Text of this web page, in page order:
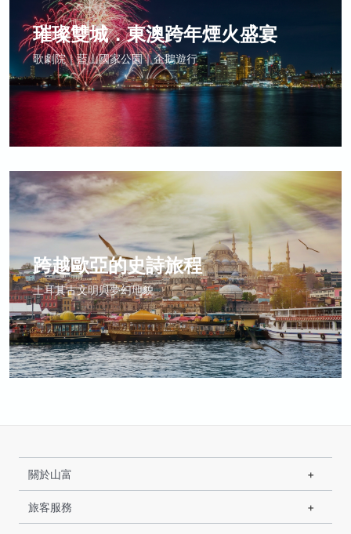
璀璨雙城．東澳跨年煙火盛宴
歌劇院｜藍山國家公園｜企鵝遊行
跨越歐亞的史詩旅程
土耳其古文明與夢幻地貌
關於山富
旅客服務